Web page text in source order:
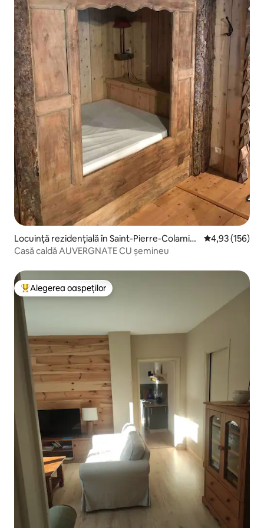
Locuință rezidențială în Saint-Pierre-Colamin
e
Scor mediu de
4,93 (156)
Casă caldă AUVERGNATE CU șemineu
Locuință din topul categoriei Alegerea oaspeților
Alegerea oaspeților